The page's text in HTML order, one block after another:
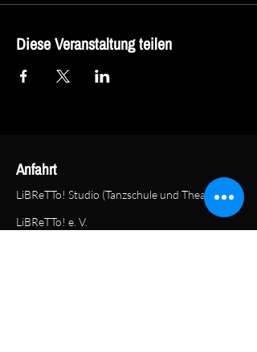
Diese Veranstaltung teilen
Anfahrt
LiBReTTo! Studio (Tanzschule und Theater)
LiBReTTo! e. V.